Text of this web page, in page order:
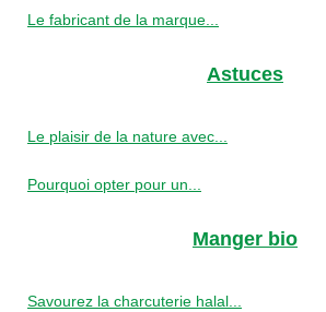
Le fabricant de la marque...
Astuces
Le plaisir de la nature avec...
Pourquoi opter pour un...
Manger bio
Savourez la charcuterie halal...